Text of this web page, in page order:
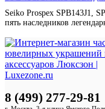
Seiko Prospex SPB143J1,
пять наследников
8 (499) 277-29-81